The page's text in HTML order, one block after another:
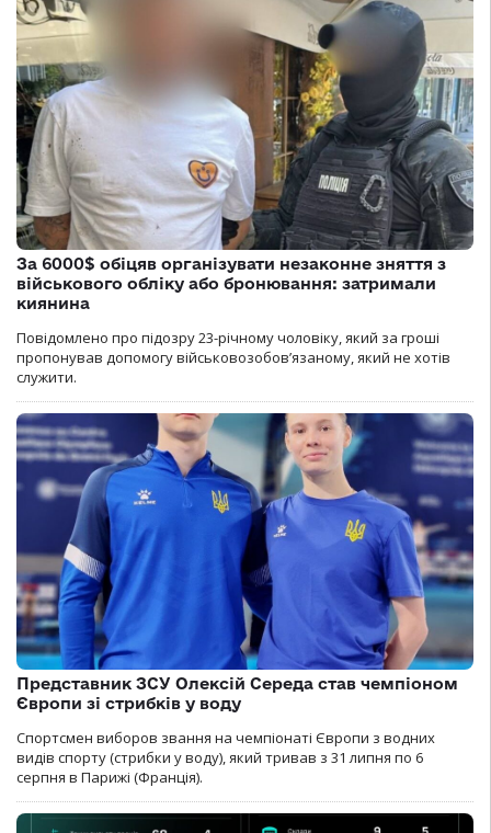
За 6000$ обіцяв організувати незаконне зняття з
військового обліку або бронювання: затримали
киянина
Повідомлено про підозру 23-річному чоловіку, який за гроші
пропонував допомогу військовозобов’язаному, який не хотів
служити.
Представник ЗСУ Олексій Середа став чемпіоном
Європи зі стрибків у воду
Спортсмен виборов звання на чемпіонаті Європи з водних
видів спорту (стрибки у воду), який тривав з 31 липня по 6
серпня в Парижі (Франція).